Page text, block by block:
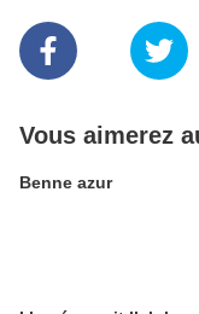
Vous aimerez
Benne azur